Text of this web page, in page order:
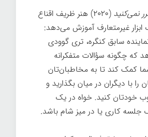
نمی‌کنید
(۲۰۲۰) هنر ظریف اقناع
ابزار غیرمتعارف آموزش می‌دهد:
سابق کنگره، تری گوودی
که چگونه سؤالات متفکرانه
کمک کند تا به مخاطبان‌تان
را با دیگران در میان بگذارید و
خودتان کنید. خواه در یک
جلسه کاری یا در میز شام باشد.